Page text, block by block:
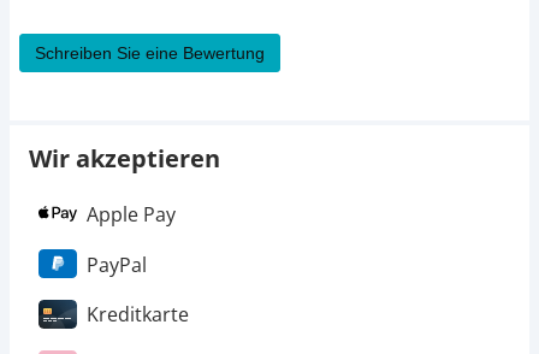
Schreiben Sie eine Bewertung
Wir akzeptieren
Apple Pay
PayPal
Kreditkarte